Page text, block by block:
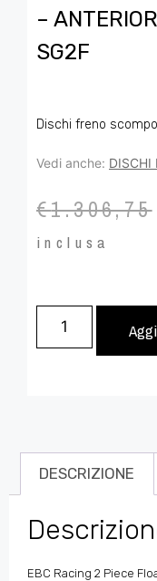
–
SG2F
Dischi freno
Vedi anche: DISCHI
€1.306,75
inclusa
DESCRIZIONE
EBC Racing 2 Piece